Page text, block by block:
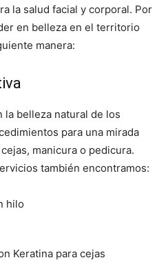
la salud facial y corporal. Por
en belleza en el territorio
manera:
la belleza natural de los
para una mirada
manicura o pedicura.
también encontramos:
hilo
Keratina para cejas